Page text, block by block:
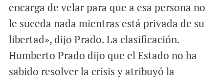
encarga de velar para que a esa persona no
le suceda nada mientras está privada de su
libertad», dijo Prado. La clasificación.
Humberto Prado dijo que el Estado no ha
sabido resolver la crisis y atribuyó la